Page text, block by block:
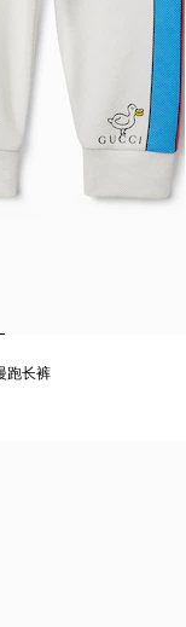
跑长裤